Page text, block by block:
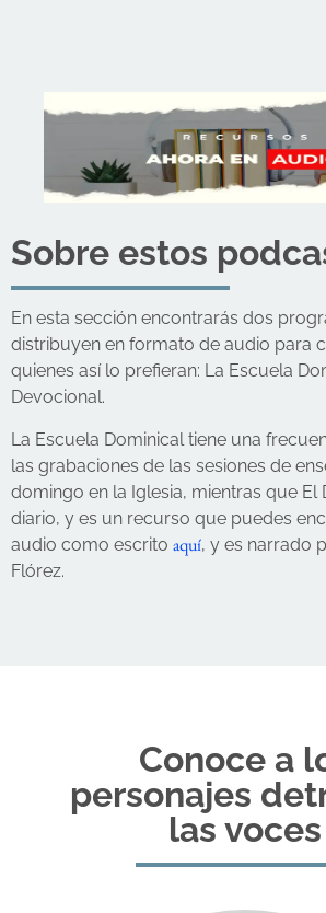
Sobre estos
En esta sección encontrarás dos
distribuyen en formato de audio para
quienes así lo prefieran: La Escuela
Devocional.
La Escuela Dominical tiene una
las grabaciones de las sesiones de
domingo en la Iglesia, mientras que El
diario, y es un recurso que puedes
audio como escrito aquí, y es narrado
Flórez.
Conoce a
personajes
las voces